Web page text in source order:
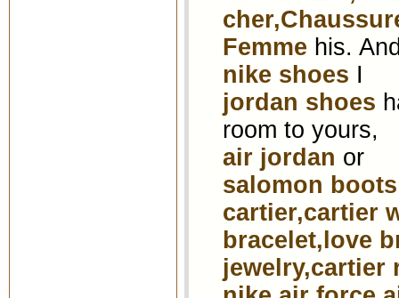
Femme his.
nike shoes I
jordan shoes
room to yours,
air jordan or
salomon boots
cartier,cartier
bracelet,love
jewelry,cartier